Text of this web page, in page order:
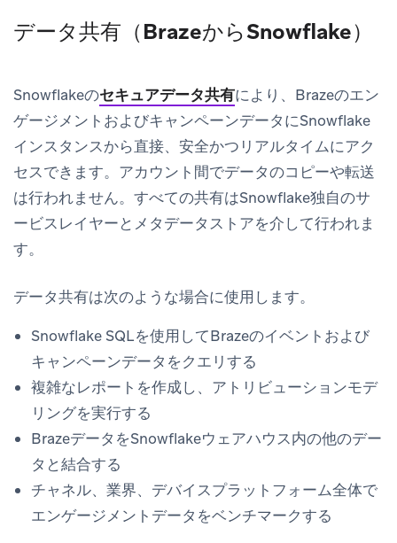
データ共有（BrazeからSnowflake）
Snowflakeのセキュアデータ共有により、Brazeのエン
ゲージメントおよびキャンペーンデータにSnowflake
インスタンスから直接、安全かつリアルタイムにアク
セスできます。アカウント間でデータのコピーや転送
は行われません。すべての共有はSnowflake独自のサ
ービスレイヤーとメタデータストアを介して行われま
す。
データ共有は次のような場合に使用します。
Snowflake SQLを使用してBrazeのイベントおよび
キャンペーンデータをクエリする
複雑なレポートを作成し、アトリビューションモデ
リングを実行する
BrazeデータをSnowflakeウェアハウス内の他のデー
タと結合する
チャネル、業界、デバイスプラットフォーム全体で
エンゲージメントデータをベンチマークする